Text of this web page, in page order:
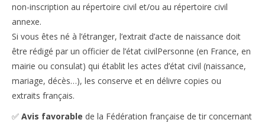
non-inscription au répertoire civil et/ou au répertoire civil
annexe.
Si vous êtes né à l’étranger, l’extrait d’acte de naissance doit
être rédigé par un officier de l’état civilPersonne (en France, en
mairie ou consulat) qui établit les actes d’état civil (naissance,
mariage, décès…), les conserve et en délivre copies ou
extraits français.
✅ Avis favorable de la Fédération française de tir concernant